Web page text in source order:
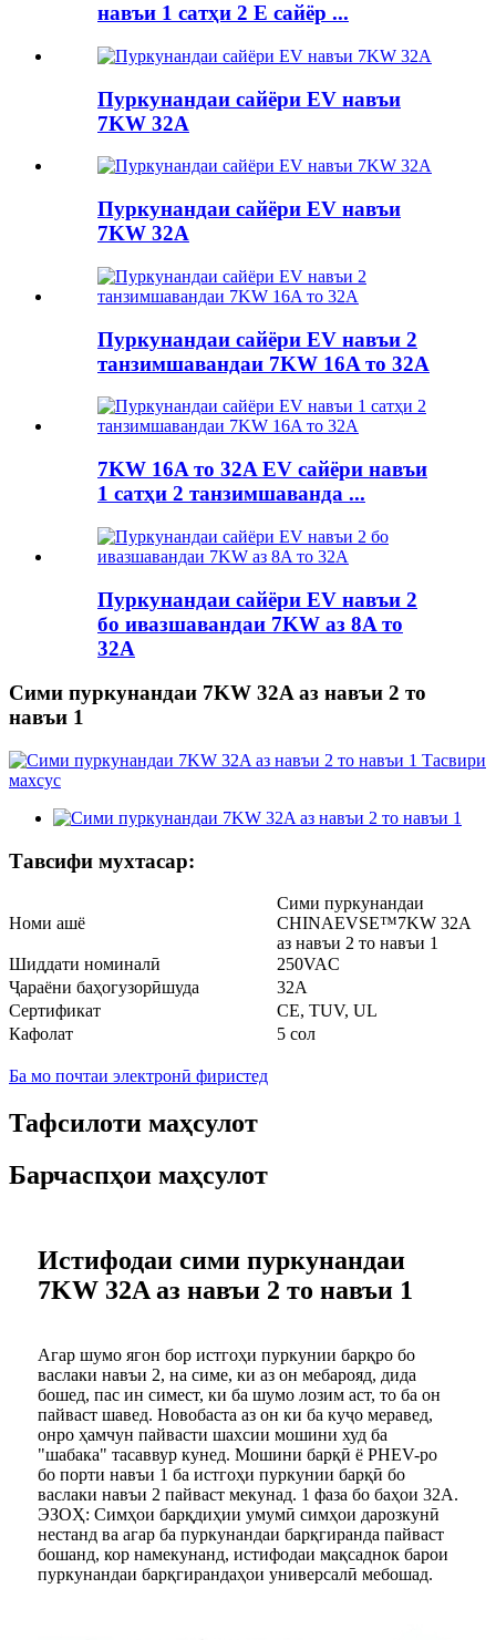
навъи 1 сатҳи 2 E сайёр ...
Пуркунандаи сайёри EV навъи
7KW 32A
Пуркунандаи сайёри EV навъи
7KW 32A
Пуркунандаи сайёри EV навъи 2
танзимшавандаи 7KW 16A то 32A
7KW 16A то 32A EV сайёри навъи
1 сатҳи 2 танзимшаванда ...
Пуркунандаи сайёри EV навъи 2
бо ивазшавандаи 7KW аз 8A то
32A
Сими пуркунандаи 7KW 32A аз навъи 2 то
навъи 1
Тавсифи мухтасар:
Номи ашё
Сими пуркунандаи
CHINAEVSE™️7KW 32A
аз навъи 2 то навъи 1
Шиддати номиналӣ
250VAC
Ҷараёни баҳогузорӣшуда
32A
Сертификат
CE, TUV, UL
Кафолат
5 сол
Ба мо почтаи электронӣ фиристед
Тафсилоти маҳсулот
Барчаспҳои маҳсулот
Истифодаи сими пуркунандаи
7KW 32A аз навъи 2 то навъи 1
Агар шумо ягон бор истгоҳи пуркунии барқро бо
васлаки навъи 2, на симе, ки аз он мебарояд, дида
бошед, пас ин симест, ки ба шумо лозим аст, то ба он
пайваст шавед. Новобаста аз он ки ба куҷо меравед,
онро ҳамчун пайвасти шахсии мошини худ ба
"шабака" тасаввур кунед. Мошини барқӣ ё PHEV-ро
бо порти навъи 1 ба истгоҳи пуркунии барқӣ бо
васлаки навъи 2 пайваст мекунад. 1 фаза бо баҳои 32А.
ЭЗОҲ: Симҳои барқдиҳии умумӣ симҳои дарозкунӣ
нестанд ва агар ба пуркунандаи барқгиранда пайваст
бошанд, кор намекунанд, истифодаи мақсаднок барои
пуркунандаи барқгирандаҳои универсалӣ мебошад.